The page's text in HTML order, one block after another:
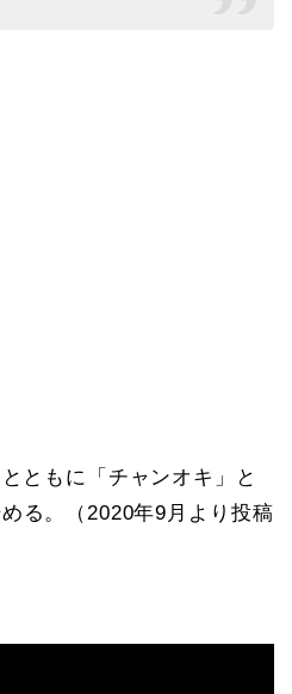
ともに「チャンオキ」と
る。（2020年9月より投稿